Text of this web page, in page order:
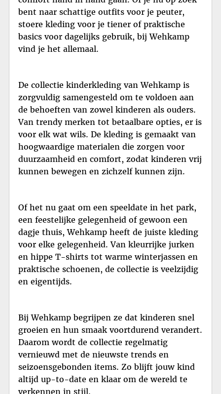
bent naar schattige outfits voor je peuter,
stoere kleding voor je tiener of praktische
basics voor dagelijks gebruik, bij Wehkamp
vind je het allemaal.
De collectie kinderkleding van Wehkamp is
zorgvuldig samengesteld om te voldoen aan
de behoeften van zowel kinderen als ouders.
Van trendy merken tot betaalbare opties, er is
voor elk wat wils. De kleding is gemaakt van
hoogwaardige materialen die zorgen voor
duurzaamheid en comfort, zodat kinderen vrij
kunnen bewegen en zichzelf kunnen zijn.
Of het nu gaat om een speeldate in het park,
een feestelijke gelegenheid of gewoon een
dagje thuis, Wehkamp heeft de juiste kleding
voor elke gelegenheid. Van kleurrijke jurken
en hippe T-shirts tot warme winterjassen en
praktische schoenen, de collectie is veelzijdig
en eigentijds.
Bij Wehkamp begrijpen ze dat kinderen snel
groeien en hun smaak voortdurend verandert.
Daarom wordt de collectie regelmatig
vernieuwd met de nieuwste trends en
seizoensgebonden items. Zo blijft jouw kind
altijd up-to-date en klaar om de wereld te
verkennen in stijl.